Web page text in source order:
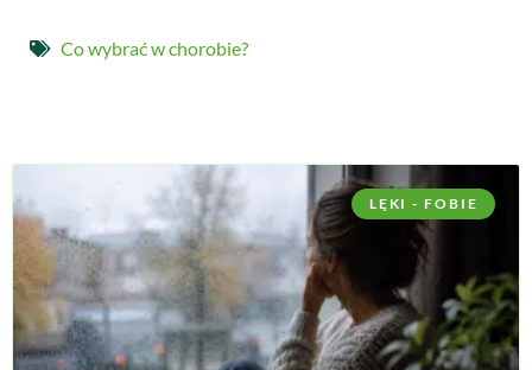
Co wybrać w chorobie?
LĘKI - FOBIE